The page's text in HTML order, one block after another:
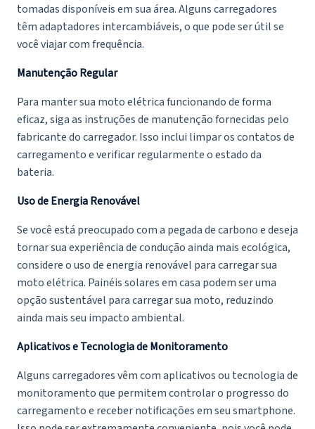
tomadas disponíveis em sua área. Alguns carregadores
têm adaptadores intercambiáveis, o que pode ser útil se
você viajar com frequência.
Manutenção Regular
Para manter sua moto elétrica funcionando de forma
eficaz, siga as instruções de manutenção fornecidas pelo
fabricante do carregador. Isso inclui limpar os contatos de
carregamento e verificar regularmente o estado da
bateria.
Uso de Energia Renovável
Se você está preocupado com a pegada de carbono e deseja
tornar sua experiência de condução ainda mais ecológica,
considere o uso de energia renovável para carregar sua
moto elétrica. Painéis solares em casa podem ser uma
opção sustentável para carregar sua moto, reduzindo
ainda mais seu impacto ambiental.
Aplicativos e Tecnologia de Monitoramento
Alguns carregadores vêm com aplicativos ou tecnologia de
monitoramento que permitem controlar o progresso do
carregamento e receber notificações em seu smartphone.